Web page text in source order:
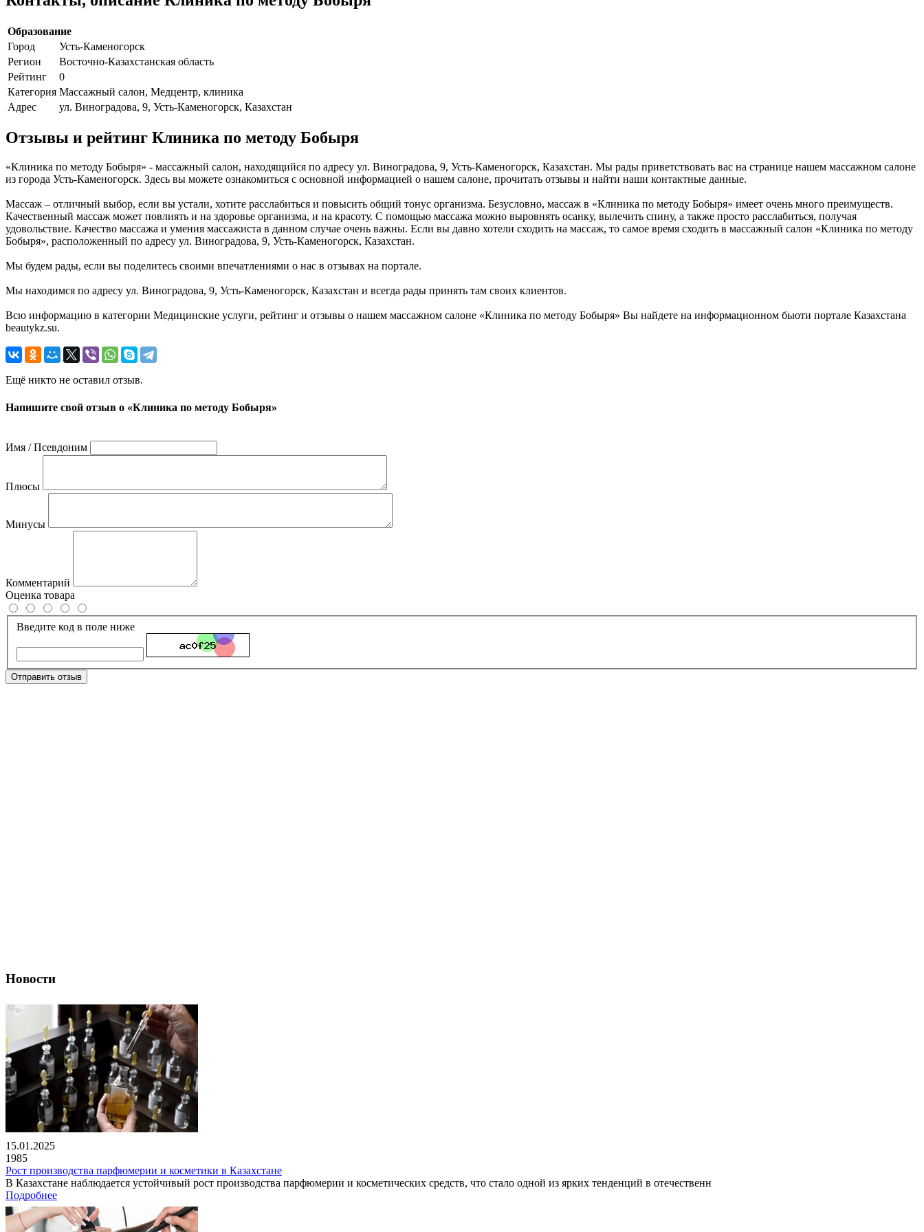
Образование
Город
Усть-Каменогорск
Регион
Восточно-Казахстанская область
Рейтинг
0
Категория Массажный салон, Медцентр, клиника
Адрес
ул. Виноградова, 9, Усть-Каменогорск, Казахстан
Отзывы и рейтинг Клиника по методу Бобыря
«Клиника по методу Бобыря» - массажный салон, находящийся по адресу ул. Виноградова, 9, Усть-Каменогорск, Казахстан. Мы рады приветствовать вас на странице нашем массажном салоне
из города Усть-Каменогорск. Здесь вы можете ознакомиться с основной информацией о нашем салоне, прочитать отзывы и найти наши контактные данные.
Массаж – отличный выбор, если вы устали, хотите расслабиться и повысить общий тонус организма. Безусловно, массаж в «Клиника по методу Бобыря» имеет очень много преимуществ.
Качественный массаж может повлиять и на здоровье организма, и на красоту. С помощью массажа можно выровнять осанку, вылечить спину, а также просто расслабиться, получая
удовольствие. Качество массажа и умения массажиста в данном случае очень важны. Если вы давно хотели сходить на массаж, то самое время сходить в массажный салон «Клиника по методу
Бобыря», расположенный по адресу ул. Виноградова, 9, Усть-Каменогорск, Казахстан.
Мы будем рады, если вы поделитесь своими впечатлениями о нас в отзывах на портале.
Мы находимся по адресу ул. Виноградова, 9, Усть-Каменогорск, Казахстан и всегда рады принять там своих клиентов.
Всю информацию в категории Медицинские услуги, рейтинг и отзывы о нашем массажном салоне «Клиника по методу Бобыря» Вы найдете на информационном бьюти портале Казахстана
beautykz.su.
Ещё никто не оставил отзыв.
Напишите свой отзыв о «Клиника по методу Бобыря»
Имя / Псевдоним
Плюсы
Минусы
Комментарий
Оценка товара
Введите код в поле ниже
Отправить отзыв
Новости
15.01.2025
1985
Рост производства парфюмерии и косметики в Казахстане
В Казахстане наблюдается устойчивый рост производства парфюмерии и косметических средств, что стало одной из ярких тенденций в отечественн
Подробнее